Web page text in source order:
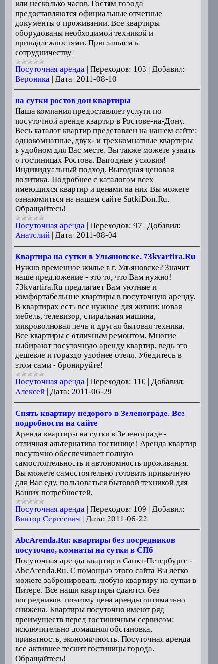
или несколько часов. Гостям города
предоставляются официальные отчетные
документы о проживании. Все квартиры
оборудованы необходимой техникой и
принадлежностями. Приглашаем к
сотрудничеству!
Посуточная аренда| Переходов: 103 | Добавил:
Вероника | Дата: 2011-08-10
на сутки ростов дон квартиры
Наша компания предоставляет услуги по
посуточной аренде квартир в Ростове-на-Дону.
Весь каталог квартир представлен на нашем сайте:
однокомнатные, двух- и трехкомнатные квартиры
в удобном для Вас месте. Вы также можете узнать
о гостиницах Ростова. Выгодные условия!
Индивидуальный подход. Выгодная ценовая
политика. Подробнее с каталогом всех
имеющихся квартир и ценами на них Вы можете
ознакомиться на нашем сайте SutkiDon.Ru.
Обращайтесь!
Посуточная аренда| Переходов: 97 | Добавил:
Анатолий | Дата: 2011-08-04
Квартира на сутки в Ульяновске. 73kvartira.Ru
Нужно временное жилье в г. Ульяновске? Значит
наше предложение - это то, что Вам нужно!
73kvartira.Ru предлагает Вам уютные и
комфортабельные квартиры в посуточную аренду.
В квартирах есть все нужное для жизни: новая
мебель, телевизор, стиральная машина,
микроволновая печь и другая бытовая техника.
Все квартиры с отличным ремонтом. Многие
выбирают посуточную аренду квартир, ведь это
дешевле и гораздо удобнее отеля. Убедитесь в
этом сами - бронируйте!
Посуточная аренда| Переходов: 110
Добавил:
Алексей Дата: 2011-06-29
Снять квартиру недорого в Зеленограде. Все
подробности на сайте
Аренда квартиры на сутки в Зеленограде -
отличная альтернатива гостинице! Аренда квартир
посуточно обеспечивает полную
самостоятельность и автономность проживания.
Вы можете самостоятельно готовить привычную
для Вас еду, пользоваться бытовой техникой для
Ваших потребностей.
Посуточная аренда | Переходов: 109 | Добавил:
Виктор Сергеевич | Дата: 2011-06-22
AbcArenda.Ru: квартиры без посредников
посуточно, комнаты на сутки в СПб
Посуточная аренда квартир в Санкт-Петербурге -
AbcArenda.Ru. С помощью этого сайта Вы легко
можете забронировать любую квартиру на сутки в
Питере. Все наши квартиры сдаются без
посредников, поэтому цена аренды оптимально
снижена. Квартиры посуточно имеют ряд
преимуществ перед гостиничным сервисом:
исключительно домашняя обстановка,
приватность, экономичность. Посуточная аренда
все активнее теснит гостиницы города.
Обращайтесь!